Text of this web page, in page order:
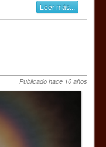
Leer más...
Publicado hace 10 años